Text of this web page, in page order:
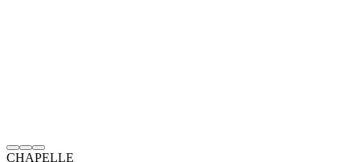
CHAPELLE